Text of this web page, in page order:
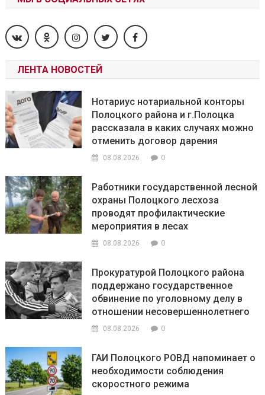
ЛЕНТА НОВОСТЕЙ
Нотариус нотариальной конторы
Полоцкого района и г.Полоцка
рассказала в каких случаях можно
отменить договор дарения
08.08.2026 0
Работники государственной лесной
охраны Полоцкого лесхоза
проводят профилактические
мероприятия в лесах
08.08.2026 0
Прокуратурой Полоцкого района
поддержано государственное
обвинение по уголовному делу в
отношении несовершеннолетнего
08.08.2026 0
ГАИ Полоцкого РОВД напоминает о
необходимости соблюдения
скоростного режима